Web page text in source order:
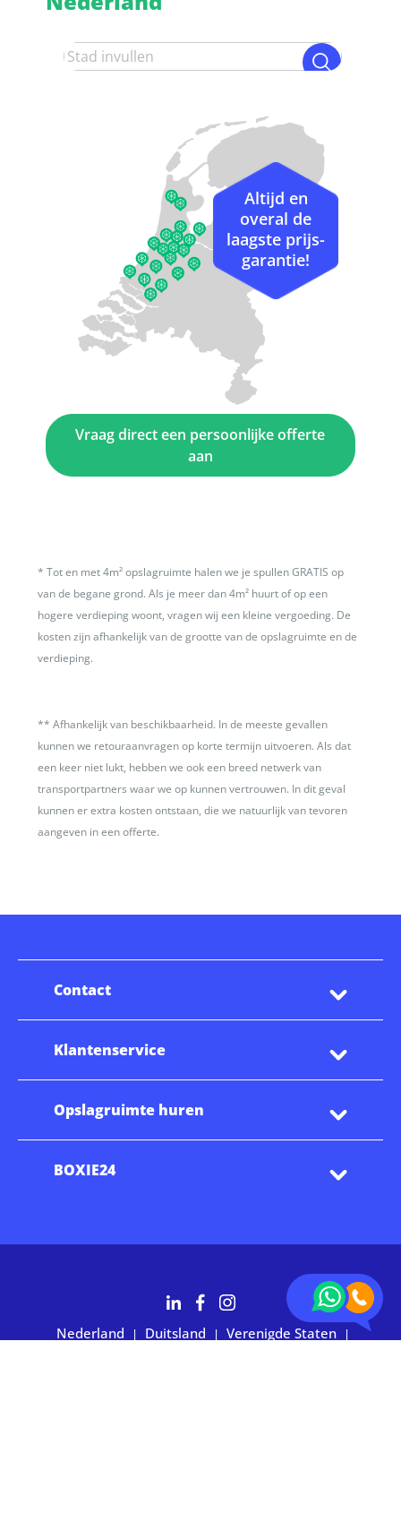
Vraag direct een persoonlijke offerte
aan
Altijd en
overal de
laagste prijs-
garantie!
*Tot en met 4m² opslagruimte halen we je spullen GRATIS op
van de begane grond. Als je meer dan 4m² huurt of op een
hogere verdieping woont, vragen wij een kleine vergoeding. De
kosten zijn afhankelijk van de grootte van de opslagruimte en de
verdieping.
**Afhankelijk van beschikbaarheid. In de meeste gevallen
kunnen we retouraanvragen op korte termijn uitvoeren. Als dat
een keer niet lukt, hebben we ook een breed netwerk van
transportpartners waar we op kunnen vertrouwen. In dit geval
kunnen er extra kosten ontstaan, die we natuurlijk van tevoren
aangeven in een offerte.
Contact
Klantenservice
Opslagruimte huren
BOXIE24
Nederland | Duitsland | Verenigde Staten |